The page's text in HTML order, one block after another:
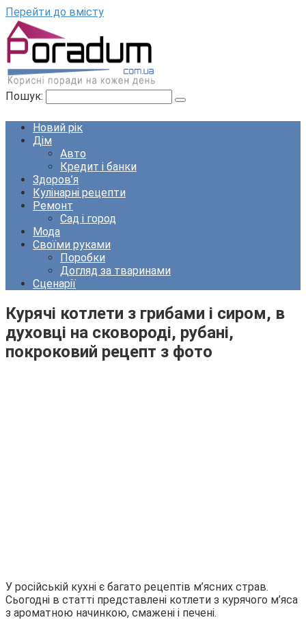
Перейти до вмісту
Пошук:
Новий рік
Дім
Авто
Кредит і банки
Здоров’я
Кулінарні рецепти
Ремонт
Сад і город
Мода
Своїми руками
Поробки
Догляд за тваринами
Сценарії
Курячі котлети з грибами і сиром, в
духовці на сковороді, рубані,
покроковий рецепт з фото
У російській кухні є багато рецептів м’ясних страв.
Сьогодні в статті представлені котлети з курячого м’яса
з ароматною начинкою, смажені і печені.